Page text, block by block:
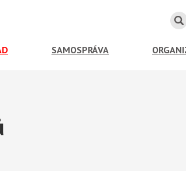
SAMOSPRÁVA